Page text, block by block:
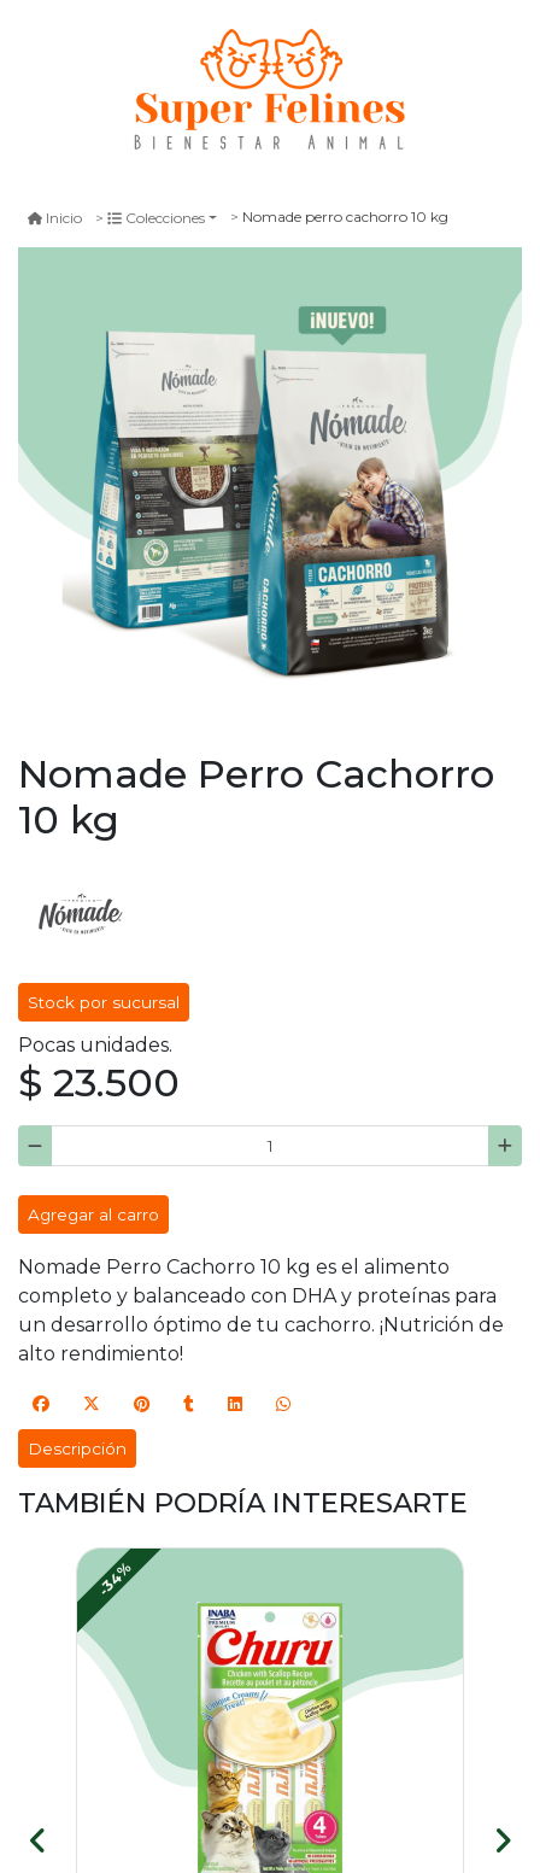
Inicio Colecciones Nomade perro cachorro 10 kg
Nomade Perro Cachorro
10 kg
Stock por sucursal
Pocas unidades.
$ 23.500
Agregar al carro
Nomade Perro Cachorro 10 kg es el alimento
completo y balanceado con DHA y proteínas para
un desarrollo óptimo de tu cachorro. ¡Nutrición de
alto rendimiento!
Descripción
TAMBIÉN PODRÍA INTERESARTE
-34%